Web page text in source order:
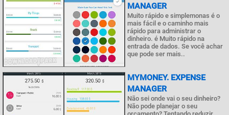
MANAGER
Muito rápido e simplemonas é o
mais fácil e o caminho mais
rápido para administrar o
dinheiro. é Muito rápido na
entrada de dados. Se você achar
que pode ser mais..
MYMONEY. EXPENSE
MANAGER
Não sei onde vai o seu dinheiro?
Não pode planejar o seu